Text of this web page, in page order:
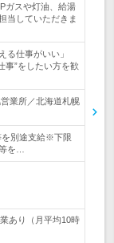
ガスや灯油、給湯
当していただきま
る仕事がいい」
事”をしたい方を歓
業所／北海道札幌
を別途支給※下限
を…
あり（月平均10時